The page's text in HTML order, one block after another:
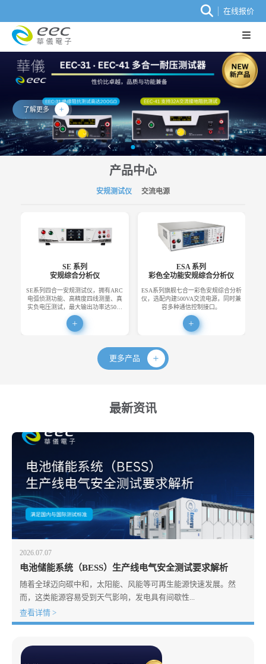
在线报价
了解更多
产品中心
安规测试仪 交流电源
SE 系列
安规综合分析仪
SE系列四合一安规测试仪，拥有ARC
电弧侦测功能、高精度四线测量、真
实负电压测试，最大输出功率达50…
ESA 系列
彩色全功能安规综合分析仪
ESA系列旗舰七合一彩色安规综合分析
仪，选配内建500VA交流电源，同时兼
容多种通信控制接口。
更多产品
最新资讯
2026.07.07
电池储能系统（BESS）生产线电气安全测试要求解析
随着全球迈向碳中和，太阳能、风能等可再生能源快速发展。然
而，这类能源容易受到天气影响，发电具有间歇性...
查看详情 >